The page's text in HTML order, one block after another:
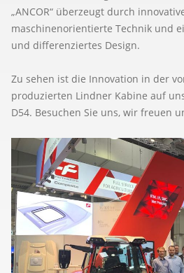
„ANCOR“ überzeugt durch
maschinenorientierte Technik und
und differenziertes Design.
Zu sehen ist die Innovation in der
produzierten Lindner Kabine auf
D54. Besuchen Sie uns, wir freuen